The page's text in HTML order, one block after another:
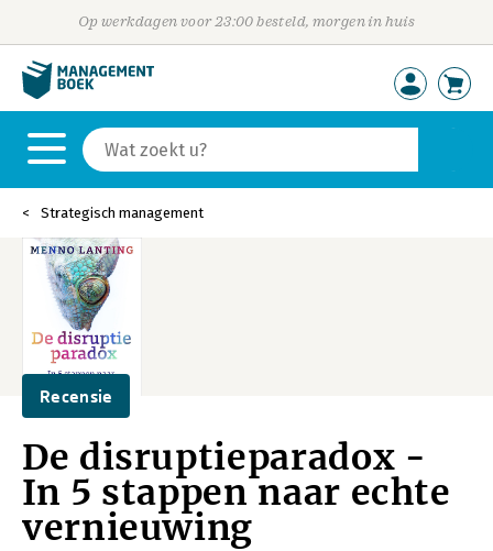
Op werkdagen voor 23:00 besteld, morgen in huis
Strategisch management
Recensie
De disruptieparadox -
In 5 stappen naar echte
vernieuwing